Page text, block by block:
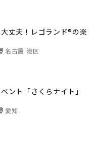
丈夫！レゴランド®️の楽
名古屋 港区
ント「さくらナイト」
愛知